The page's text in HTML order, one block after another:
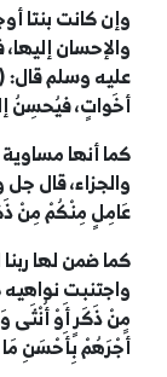
وإن كانت بنتا
والإحسان
عليه وسلم قال:
أخَواتٍ، فيُحسِنُ
كما أنها
والجزاء، قال جل
عَامِلٍ مِنْكُمْ مِنْ
كما ضمن لها
واجتنبت نواهيه
مِنْ ذَكَرٍ أَوْ أُنْثَى
أَجْرَهُمْ بِأَحْسَنِ مَا